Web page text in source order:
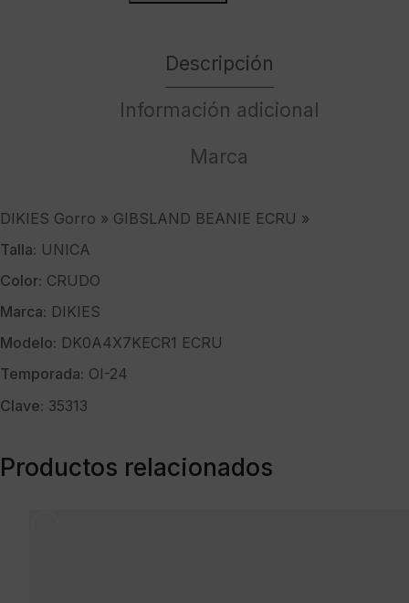
Descripción
Información adicional
Marca
DIKIES Gorro » GIBSLAND BEANIE ECRU »
Talla: UNICA
Color: CRUDO
Marca: DIKIES
Modelo: DK0A4X7KECR1 ECRU
Temporada: OI-24
Clave: 35313
Productos relacionados